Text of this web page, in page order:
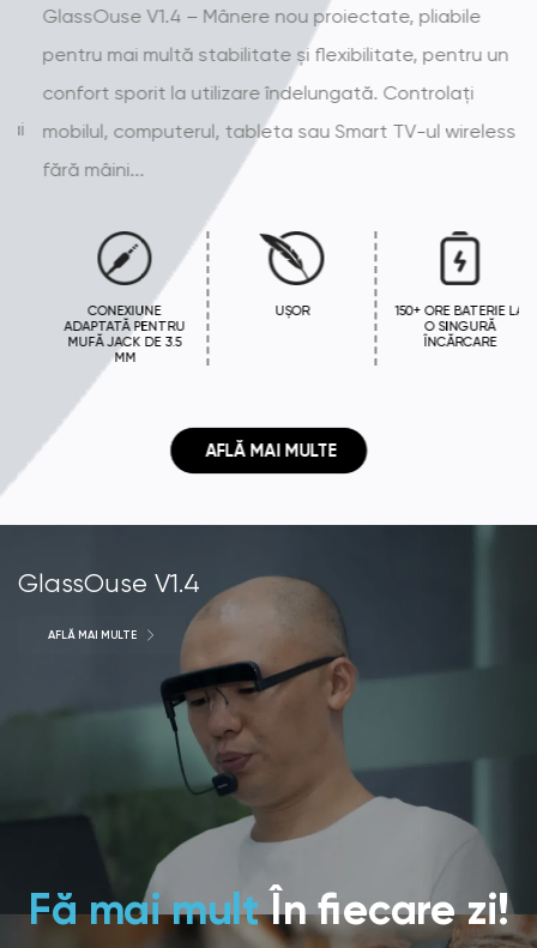
GlassOuse V1.4 – Mânere nou proiectate, pliabile
pentru mai multă stabilitate și flexibilitate, pentru un
confort sporit la utilizare îndelungată. Controlați
mobilul, computerul, tableta sau Smart TV-ul wireless și
fără mâini...
CONEXIUNE
ADAPTATĂ PENTRU
MUFĂ JACK DE 3.5
UȘOR
150+ ORE BATERIE LA
O SINGURĂ
ÎNCĂRCARE
AFLĂ MAI MULTE
Fă mai multÎn fiecare zi!
GlassOuse V1.4
AFLĂ MAI MULTE